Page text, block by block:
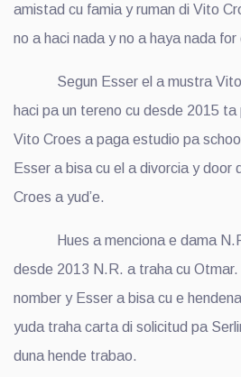
amistad cu famia y ruman di Vito
no a haci nada y no a haya nada
Segun Esser el a mustra Vito
haci pa un tereno cu desde 2015
Vito Croes a paga estudio pa
Esser a bisa cu el a divorcia y door
Croes a yud’e.
Hues a menciona e dama
desde 2013 N.R. a traha cu
nomber y Esser a bisa cu e
yuda traha carta di solicitud pa
duna hende trabao.